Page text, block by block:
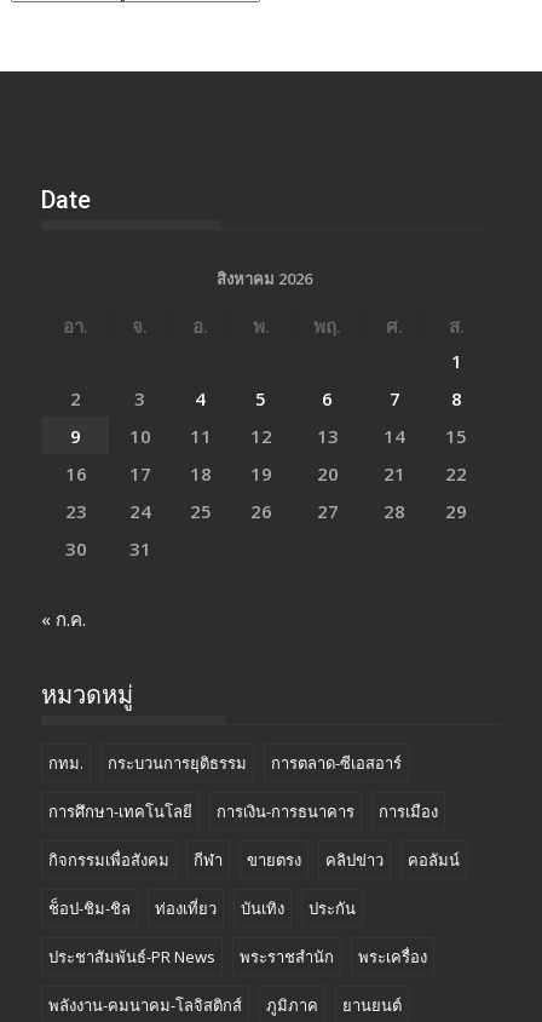
Date
สิงหาคม 2026
อา. จ. อ. พ. พฤ. ศ.
ส.
1
2
3 4 5 6 7
8
9
10 11 12 13 14
15
16
17 18 19 20 21
22
23
24 25 26 27 28
29
30
31
« ก.ค.
หมวดหมู่
กทม. กระบวนการยุติธรรม การตลาด-ซีเอสอาร์
การศึกษา-เทคโนโลยี การเงิน-การธนาคาร การเมือง
กิจกรรมเพื่อสังคม กีฬา ขายตรง คลิปข่าว คอลัมน์
ช็อป-ชิม-ชิล ท่องเที่ยว บันเทิง ประกัน
ประชาสัมพันธ์-PR News พระราชสำนัก พระเครื่อง
พลังงาน-คมนาคม-โลจิสติกส์ ภูมิภาค ยานยนต์